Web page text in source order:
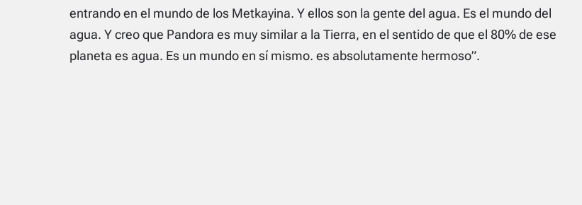
entrando en el mundo de los Metkayina. Y ellos son la gente del agua. Es el mundo del
agua. Y creo que Pandora es muy similar a la Tierra, en el sentido de que el 80% de ese
planeta es agua. Es un mundo en sí mismo. es absolutamente hermoso”.